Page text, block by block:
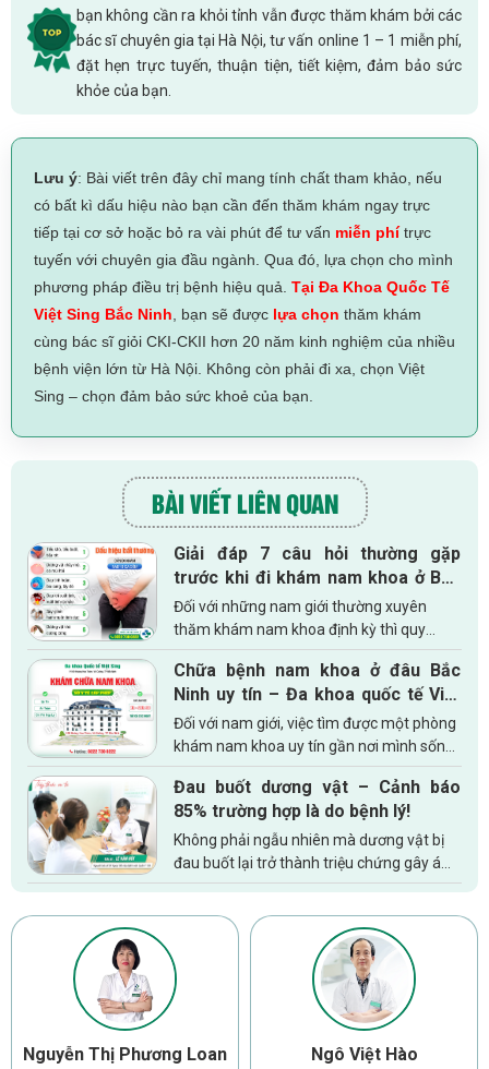
bạn không cần ra khỏi tỉnh vẫn được thăm khám bởi các
bác sĩ chuyên gia tại Hà Nội, tư vấn online 1 – 1 miễn phí,
đặt hẹn trực tuyến, thuận tiện, tiết kiệm, đảm bảo sức
khỏe của bạn.
Lưu ý: Bài viết trên đây chỉ mang tính chất tham khảo, nếu
có bất kì dấu hiệu nào bạn cần đến thăm khám ngay trực
tiếp tại cơ sở hoặc bỏ ra vài phút để tư vấn miễn phítrực
tuyến với chuyên gia đầu ngành. Qua đó, lựa chọn cho mình
phương pháp điều trị bệnh hiệu quả. Tại Đa Khoa Quốc Tế
Việt Sing Bắc Ninh , bạn sẽ được lựa chọn thăm khám
cùng bác sĩ giỏi CKI-CKII hơn 20 năm kinh nghiệm của nhiều
bệnh viện lớn từ Hà Nội. Không còn phải đi xa, chọn Việt
Sing – chọn đảm bảo sức khoẻ của bạn.
BÀI VIẾT LIÊN QUAN
Giải đáp 7 câu hỏi thường gặp
trước khi đi khám nam khoa ở Bắc
Ninh
Đối với những nam giới thường xuyên
thăm khám nam khoa định kỳ thì quy
trình, cách thức khám không còn quá xa
lạ. Thế nhưng, đối với những nam
giới đang có kế hoạch đi thăm khám, kiểm
tra sức...
Chữa bệnh nam khoa ở đâu Bắc
Ninh uy tín – Đa khoa quốc tế Việt
Sing Bắc Ninh
Đối với nam giới, việc tìm được một phòng
khám nam khoa uy tín gần nơi mình sống
và làm việc là vô cùng quan trọng. Đặc biệt
đối với những người có công việc bận rộn,
điều này sẽ giúp họ...
Đau buốt dương vật – Cảnh báo
85% trường hợp là do bệnh lý!
Không phải ngẫu nhiên mà dương vật bị
đau buốt lại trở thành triệu chứng gây ám
ảnh đối với nam giới. Những cơn đau buốt
thể tập trung làm...
Nguyễn Thị Phương Loan Ngô Việt Hào